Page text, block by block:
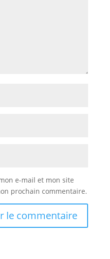
e-mail et mon site
prochain commentaire.